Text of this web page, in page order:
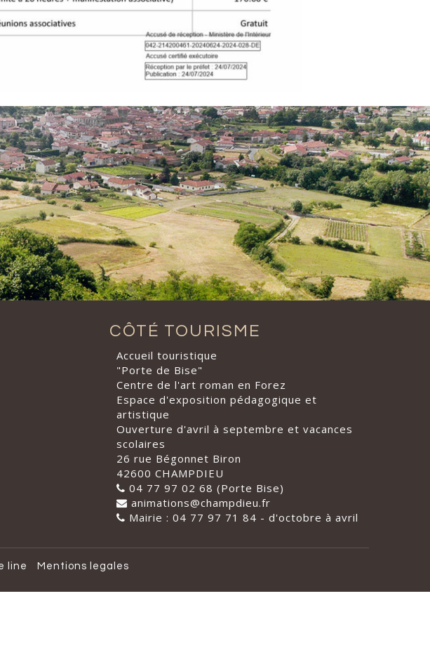
CÔTÉ TOURISME
Accueil touristique
"Porte de Bise"
Centre de l'art roman en Forez
Espace d'exposition pédagogique et
artistique
Ouverture d'avril à septembre et vacances
scolaires
26 rue Bégonnet Biron
42600 CHAMPDIEU
04 77 97 02 68 (Porte Bise)
animations@champdieu.fr
Mairie : 04 77 97 71 84 - d'octobre à avril
line Mentions legales